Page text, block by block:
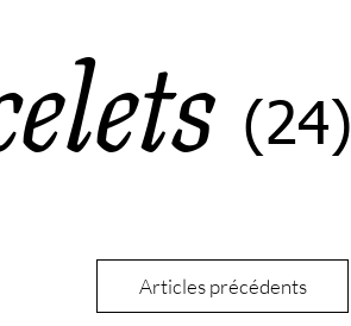
(24)
Articles précédents